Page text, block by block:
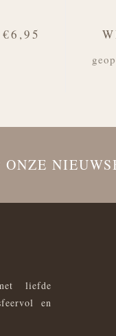
ONZE
liefde
en